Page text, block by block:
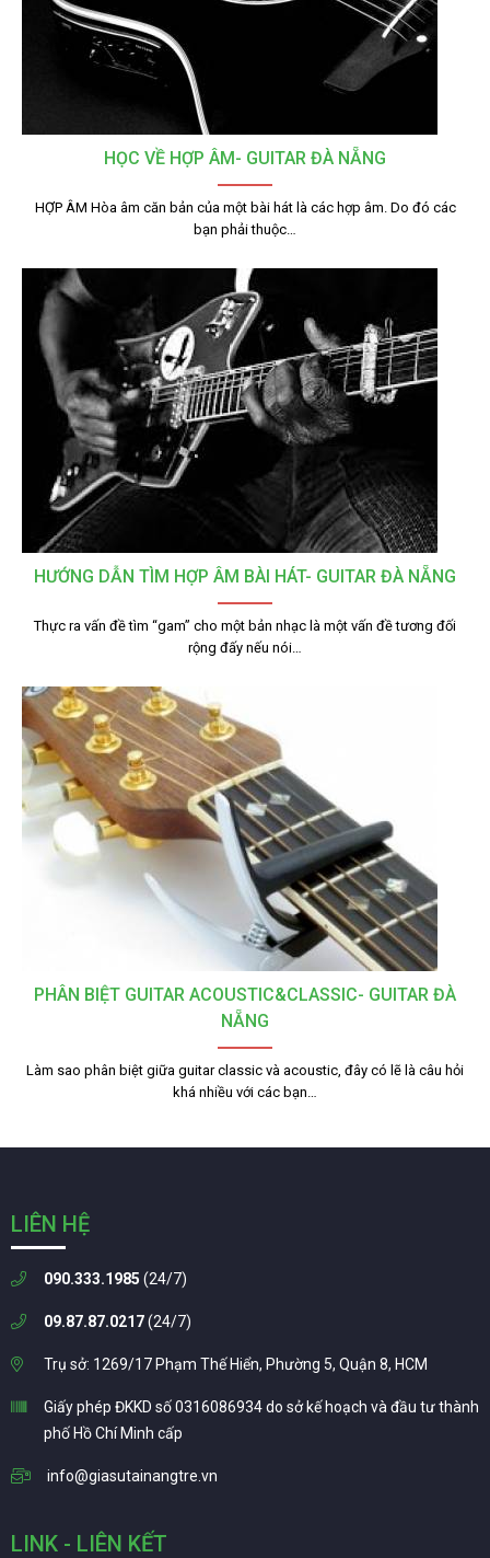
HỌC VỀ HỢP ÂM- GUITAR ĐÀ NẴNG
HỢP ÂM Hòa âm căn bản của một bài hát là các hợp âm. Do đó các
bạn phải thuộc…
HƯỚNG DẪN TÌM HỢP ÂM BÀI HÁT- GUITAR ĐÀ NẴNG
Thực ra vấn đề tìm “gam” cho một bản nhạc là một vấn đề tương đối
rộng đấy nếu nói…
PHÂN BIỆT GUITAR ACOUSTIC&CLASSIC- GUITAR ĐÀ
NẴNG
Làm sao phân biệt giữa guitar classic và acoustic, đây có lẽ là câu hỏi
khá nhiều với các bạn…
LIÊN HỆ
090.333.1985 (24/7)
09.87.87.0217(24/7)
Trụ sở: 1269/17 Phạm Thế Hiển, Phường 5, Quận 8, HCM
Giấy phép ĐKKD số 0316086934 do sở kế hoạch và đầu tư thành
phố Hồ Chí Minh cấp
info@giasutainangtre.vn
LINK - LIÊN KẾT